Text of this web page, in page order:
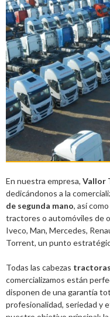
En nuestra empresa, Vallor
dedicándonos a la
de segunda mano, así
tractores o automóviles de
Iveco, Man, Mercedes,
Torrent, un punto
Todas las cabezas
comercializamos están
disponen de una garantía
profesionalidad, seriedad y